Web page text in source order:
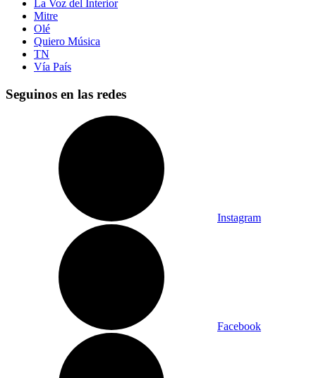
La Voz del Interior
Mitre
Olé
Quiero Música
TN
Vía País
Seguinos en las redes
Instagram
Facebook